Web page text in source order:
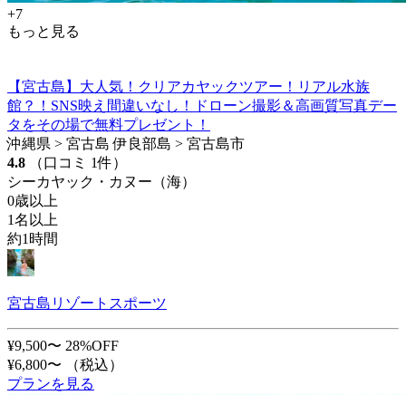
+7
もっと見る
【宮古島】大人気！クリアカヤックツアー！リアル水族
館？！SNS映え間違いなし！ドローン撮影＆高画質写真デー
タをその場で無料プレゼント！
沖縄県 > 宮古島 伊良部島 > 宮古島市
4.8
（口コミ 1件）
シーカヤック・カヌー（海）
0歳以上
1名以上
約1時間
宮古島リゾートスポーツ
¥9,500〜 28%OFF
¥6,800〜
（税込）
プランを見る